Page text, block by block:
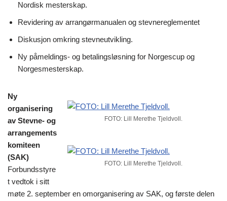
Nordisk mesterskap.
Revidering av arrangørmanualen og stevnereglementet
Diskusjon omkring stevneutvikling.
Ny påmeldings- og betalingsløsning for Norgescup og
Norgesmesterskap.
FOTO: Lill Merethe Tjeldvoll.
FOTO: Lill Merethe Tjeldvoll.
Ny
organisering
av Stevne- og
arrangements
komiteen
(SAK)
Forbundsstyre
t vedtok i sitt
møte 2. september en omorganisering av SAK, og første delen